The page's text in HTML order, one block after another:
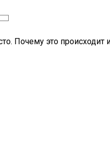
Почему это происходит